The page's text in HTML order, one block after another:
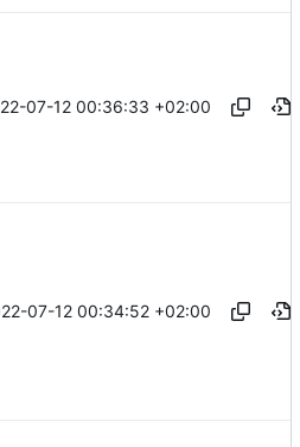
07-12 00:36:33 +02:00
07-12 00:34:52 +02:00